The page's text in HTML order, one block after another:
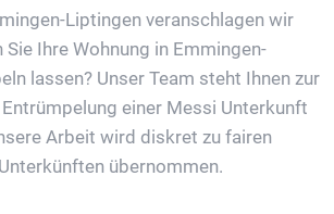
Liptingen veranschlagen wir
Ihre Wohnung in Emmingen-
lassen? Unser Team steht Ihnen zur
einer Messi Unterkunft
Arbeit wird diskret zu fairen
übernommen.